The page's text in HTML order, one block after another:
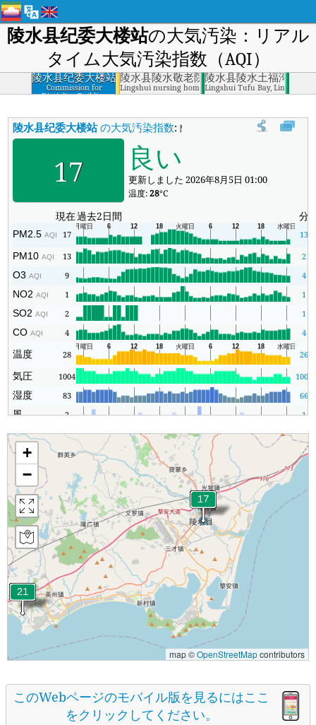
陵水县纪委大楼站の大気汚染：リアル
タイム大気汚染指数（AQI）
陵水县纪委大楼站
Commission for
Discipline Building
陵水县陵水敬老院
Lingshui nursing home, Lingshuixian
陵水县陵水土福湾
Lingshui Tufu Bay,
陵水县纪委大楼站の大気汚染指数:陵水县纪委大楼站のリアルタイム
17 良い
更新しました 2026年8月5日 01:00
温度:28°C
現在過去2日間 分
PM2.5AQI 17 13
PM10AQI 13 2
O3AQI 9 4
NO2AQI 1 1
SO2AQI 2 1
COAQI 4 4
温度 28 26
気圧 1004 1003
湿度 83 66
風 2 1
+
−
map ©OpenStreetMapcontributors
このWebページのモバイル版を見るにはここ
をクリックしてください。